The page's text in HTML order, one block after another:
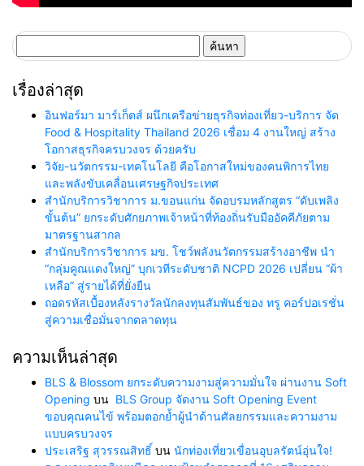
สำหรับ:
เรื่องล่าสุด
อินฟอร์มา มาร์เก็ตส์ ผนึกเครือข่ายธุรกิจท่องเที่ยว-บริการ จัด
Food & Hospitality Thailand 2026 เชื่อม 4 งานใหญ่ สร้าง
โอกาสธุรกิจครบวงจร ด้วยครับ
วิจัย-นวัตกรรม-เทคโนโลยี คือโอกาสใหม่ของคนพิการไทย
และพลังขับเคลื่อนเศรษฐกิจประเทศ
สำนักบริการวิชาการ ม.ขอนแก่น จัดอบรมหลักสูตร “ดับเพลิง
ขั้นต้น” ยกระดับศักยภาพเจ้าหน้าที่ท้องถิ่นรับมืออัคคีภัยตาม
มาตรฐานสากล
สำนักบริการวิชาการ มข. โชว์พลังนวัตกรรมสร้างอาชีพ นำ
“กลุ่มคูณแดงใหญ่” บุกเวทีระดับชาติ NCPD 2026 เปลี่ยน “ผ้า
เหลือ” สู่รายได้ที่ยั่งยืน
ถอดรหัสเบื้องหลังรางวัลนักลงทุนสัมพันธ์ของ ทรู คอร์ปอเรชั่น
สู่ความเชื่อมั่นจากตลาดทุน
ความเห็นล่าสุด
BLS & Blossom ยกระดับความงามสู่ความมั่นใจ ผ่านงาน Soft
Opening บน BLS Group จัดงาน Soft Opening Event
ขอบคุณคนไข้ พร้อมตอกย้ำผู้นำด้านศัลยกรรมและความงาม
แบบครบวงจร
ประเสริฐ สุวรรณสิทธิ์ บน นักท่องเที่ยวเขื่อนอุบลรัตน์อุ่นใจ!